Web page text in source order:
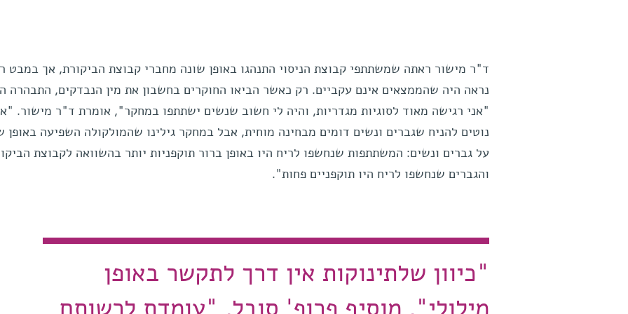
ד"ר מישור ראתה שמשתתפי קבוצת הניסוי התנהגו באופן שונה מחברי קבוצת הביקורת, אך במבט
נראה היה שהממצאים אינם עקביים. רק כאשר הביאו החוקרים בחשבון את מין הנבדקים, התבהרה
"אני רגישה מאוד לסוגיות מגדריות, והיה לי חשוב שנשים ישתתפו במחקר", אומרת ד"ר מישור.
נוטים להניח שגברים ונשים דומים מבחינה מוחית, אבל במחקר גילינו שהמולקולה השפיעה באופן
על גברים ונשים: המשתתפות שנחשפו לריח היו באופן ברור תוקפניות יותר בהשוואה לקבוצת
והגברים שנחשפו לריח היו תוקפניים פחות".
"כיוון שלתינוקות אין דרך לתקשר באופן